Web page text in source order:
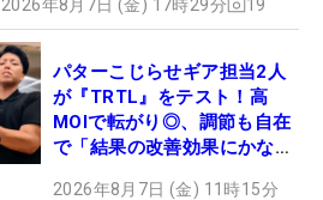
2026年8月7日 (金) 17時29分 19
パターこじらせギア担当2人
が『TRTL』をテスト！高
MOIで転がり◎、調節も自在
で「結果の改善効果にかなり
2026年8月7日 (金) 11時15分